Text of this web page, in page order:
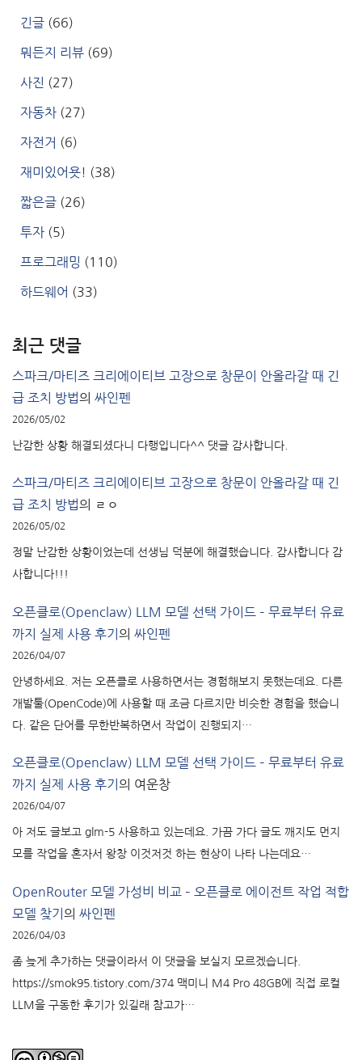
긴글 (66)
뭐든지 리뷰 (69)
사진 (27)
자동차 (27)
자전거 (6)
재미있어욧! (38)
짧은글 (26)
투자 (5)
프로그래밍 (110)
하드웨어 (33)
최근 댓글
스파크/마티즈 크리에이티브 고장으로 창문이 안올라갈 때 긴
급 조치 방법의 싸인펜
2026/05/02
난감한 상황 해결되셨다니 다행입니다^^ 댓글 감사합니다.
스파크/마티즈 크리에이티브 고장으로 창문이 안올라갈 때 긴
급 조치 방법의 ㄹㅇ
2026/05/02
정말 난감한 상황이었는데 선생님 덕분에 해결했습니다. 감사합니다 감
사합니다!!!
오픈클로(Openclaw) LLM 모델 선택 가이드 – 무료부터 유료
까지 실제 사용 후기 의 싸인펜
2026/04/07
안녕하세요. 저는 오픈클로 사용하면서는 경험해보지 못했는데요. 다른
개발툴(OpenCode)에 사용할 때 조금 다르지만 비슷한 경험을 했습니
다. 같은 단어를 무한반복하면서 작업이 진행되지…
오픈클로(Openclaw) LLM 모델 선택 가이드 – 무료부터 유료
까지 실제 사용 후기 의 여운창
2026/04/07
아 저도 글보고 glm-5 사용하고 있는데요. 가끔 가다 글도 깨지도 먼지
모를 작업을 혼자서 왕창 이것저것 하는 현상이 나타 나는데요…
OpenRouter 모델 가성비 비교 – 오픈클로 에이전트 작업 적합
모델 찾기 의 싸인펜
2026/04/03
좀 늦게 추가하는 댓글이라서 이 댓글을 보실지 모르겠습니다.
https://smok95.tistory.com/374 맥미니 M4 Pro 48GB에 직접 로컬
LLM을 구동한 후기가 있길래 참고가…